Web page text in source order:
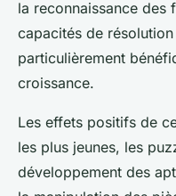
la reconnaissance des
capacités de
particulièrement
croissance.
Les effets positifs de
les plus jeunes, les
développement des